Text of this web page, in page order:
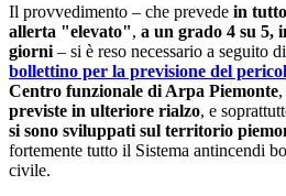
Il provvedimento – che prevede in
allerta "elevato", a un grado 4 su 5,
giorni – si è reso necessario a seguito
bollettino per la previsione del
Centro funzionale di Arpa Piemonte
previste in ulteriore rialzo, e
si sono sviluppati sul territorio
fortemente tutto il Sistema antincendi
civile.